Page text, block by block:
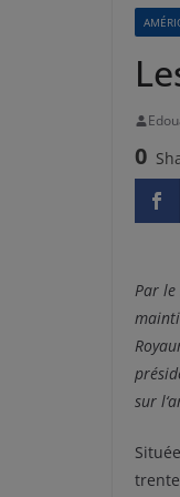
0
Par le
sur